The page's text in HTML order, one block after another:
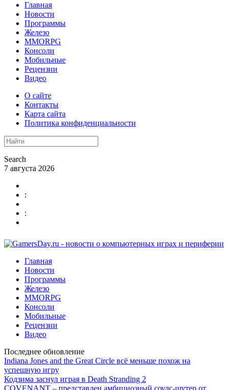
Главная
Новости
Программы
Железо
MMORPG
Консоли
Мобильные
Рецензии
Видео
О сайте
Контакты
Карта сайта
Политика конфиденциальности
Search
7 августа 2026
:
:
Главная
Новости
Программы
Железо
MMORPG
Консоли
Мобильные
Рецензии
Видео
Последнее обновление
Indiana Jones and the Great Circle всё меньше похож на
успешную игру
Кодзима заснул играя в Death Stranding 2
COVENANT – представлен амбициозный соулс-шутер от